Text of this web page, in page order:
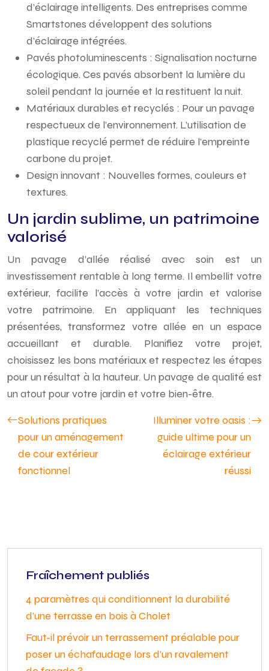
d’éclairage intelligents. Des entreprises comme
Smartstones développent des solutions
d’éclairage intégrées.
Pavés photoluminescents : Signalisation nocturne
écologique. Ces pavés absorbent la lumière du
soleil pendant la journée et la restituent la nuit.
Matériaux durables et recyclés : Pour un pavage
respectueux de l’environnement. L’utilisation de
plastique recyclé permet de réduire l’empreinte
carbone du projet.
Design innovant : Nouvelles formes, couleurs et
textures.
Un jardin sublime, un patrimoine
valorisé
Un pavage d’allée réalisé avec soin est un
investissement rentable à long terme. Il embellit votre
extérieur, facilite l’accès à votre jardin et valorise
votre patrimoine. En appliquant les techniques
présentées, transformez votre allée en un espace
accueillant et durable. Planifiez votre projet,
choisissez les bons matériaux et respectez les étapes
pour un résultat à la hauteur. Un pavage de qualité est
un atout pour votre jardin et votre bien-être.
Solutions pratiques
pour un aménagement
de cour extérieur
fonctionnel
Illuminer votre oasis :
guide ultime pour un
éclairage extérieur
réussi
Fraîchement publiés
4 paramètres qui conditionnent la durabilité
d’une terrasse en bois à Cholet
Faut-il prévoir un terrassement préalable pour
poser un échafaudage lors d’un ravalement